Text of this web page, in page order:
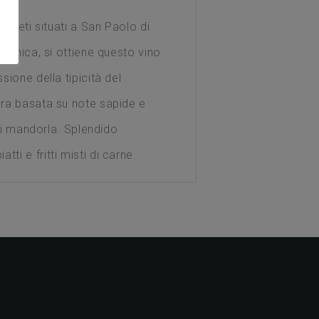
situati a San Paolo di
si ottiene questo vino
della tipicità del
basata su note sapide e
mandorla. Splendido
e fritti misti di carne.